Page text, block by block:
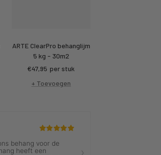
ARTE ClearPro behanglijm
5 kg - 30m2
Kortings
prijs
€47,95 per stuk
+ Toevoegen